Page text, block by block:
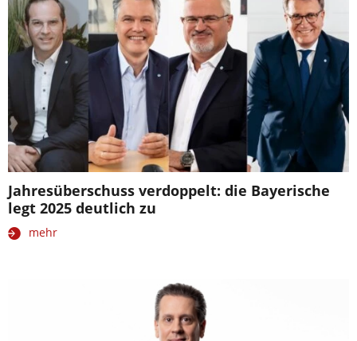
Jahresüberschuss verdoppelt: die Bayerische
legt 2025 deutlich zu
mehr